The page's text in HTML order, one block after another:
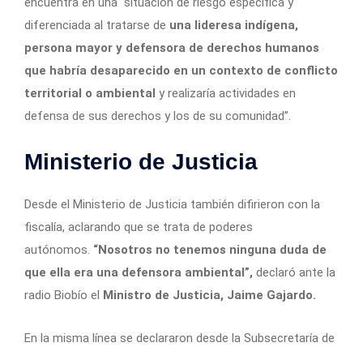
diferenciada al tratarse de una lideresa indígena,
persona mayor y defensora de derechos humanos
que habría desaparecido en un contexto de conflicto
territorial o ambiental y realizaría actividades en
defensa de sus derechos y los de su comunidad”.
Ministerio de Justicia
Desde el Ministerio de Justicia también difirieron con la
fiscalía, aclarando que se trata de poderes
autónomos. “Nosotros no tenemos ninguna duda de
que ella era una defensora ambiental”, declaró ante la
radio Biobío el Ministro de Justicia, Jaime Gajardo.
En la misma línea se declararon desde la Subsecretaría de